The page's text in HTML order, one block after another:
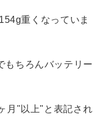
重くなっていま
もちろんバッテリー
月"以上"と表記され